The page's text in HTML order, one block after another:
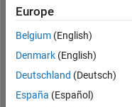
Following:
Europe
Belgium (English)
Denmark (English)
Deutschland (Deutsch)
España (Español)